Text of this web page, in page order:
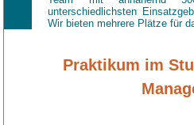
unterschiedlichsten
Wir bieten mehrere Plätze für
Praktikum im